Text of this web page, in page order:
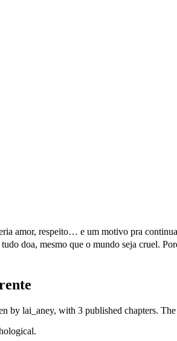
amor, respeito… e um motivo pra
doa, mesmo que o mundo seja cruel.
by lai_aney, with 3 published chapters.